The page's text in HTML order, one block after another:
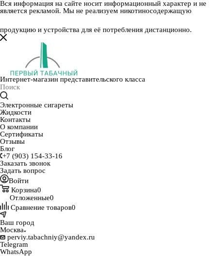
Вся информация на сайте носит информационный характер и не
является рекламой. Мы не реализуем никотиносодержащую
продукцию и устройства для её потребления дистанционно.
Интернет-магазин представительского класса
Электронные сигареты
Жидкости
Контакты
О компании
Сертификаты
Отзывы
Блог
+7 (903) 154-33-16
Заказать звонок
Задать вопрос
Войти
Корзина0
Отложенные0
Сравнение товаров0
Ваш город
Москва
perviy.tabachniy@yandex.ru
Telegram
WhatsApp